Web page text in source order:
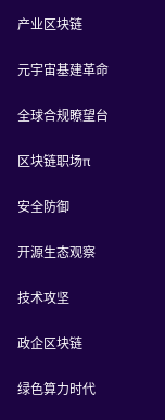
产业区块链
元宇宙基建革命
全球合规瞭望台
区块链职场π
安全防御
开源生态观察
技术攻坚
政企区块链
绿色算力时代